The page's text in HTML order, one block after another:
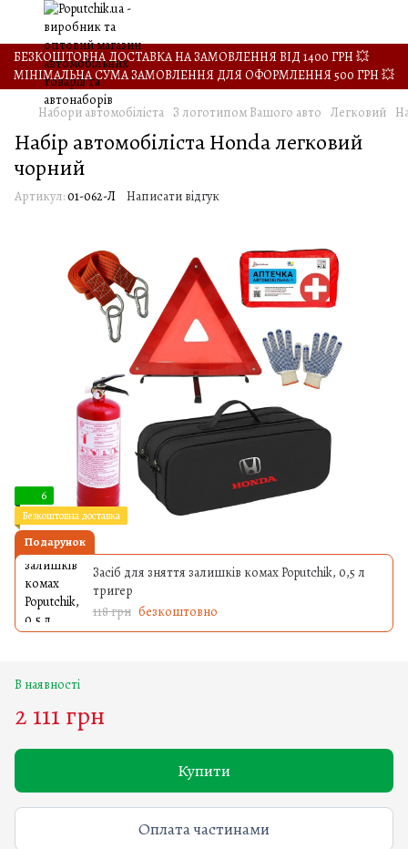
БЕЗКОШТОВНА ДОСТАВКА НА ЗАМОВЛЕННЯ ВІД 1400 ГРН 💥
МІНІМАЛЬНА СУМА ЗАМОВЛЕННЯ ДЛЯ ОФОРМЛЕННЯ 500 ГРН 💥
Набори автомобіліста З логотипом Вашого авто Легковий
Набір автомобіліста Honda легковий
чорний
Артикул:01-062-Л Написати відгук
6
Безкоштовна доставка
Подарунок
Засіб для зняття залишків комах Poputchik, 0,5 л
тригер
118 грн безкоштовно
В наявності
2 111 грн
Купити
Оплата частинами